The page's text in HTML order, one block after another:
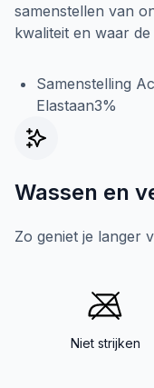
samenstellen van
kwaliteit en waar
Samenstelling
Elastaan3%
Wassen en
Zo geniet je langer
Niet strijken